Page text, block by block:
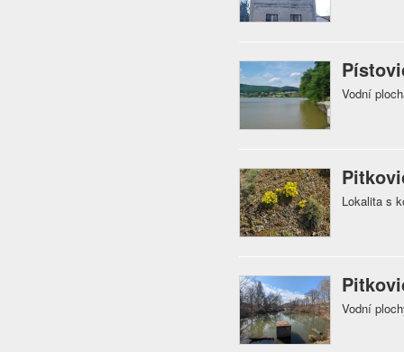
Vodní
Lokalita s
Vodní